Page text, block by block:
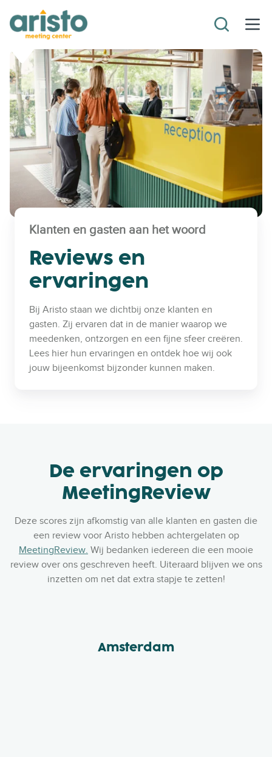
Klanten en gasten aan het woord
Reviews en
ervaringen
Bij Aristo staan we dichtbij onze klanten en
gasten. Zij ervaren dat in de manier waarop we
meedenken, ontzorgen en een fijne sfeer creëren.
Lees hier hun ervaringen en ontdek hoe wij ook
jouw bijeenkomst bijzonder kunnen maken.
De ervaringen op
MeetingReview
Deze scores zijn afkomstig van alle klanten en gasten die
een review voor Aristo hebben achtergelaten op
MeetingReview. Wij bedanken iedereen die een mooie
review over ons geschreven heeft. Uiteraard blijven we ons
inzetten om net dat extra stapje te zetten!
Amsterdam